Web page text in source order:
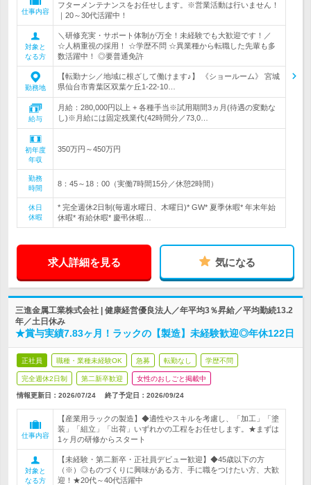
仕事内容
フターメンテナンスをお任せします。※営業活動は行いません！
｜20～30代活躍中！
対象と
なる方
＼研修充実・サポート体制が万全！未経験でも大歓迎です！／
☆人柄重視の採用！ ☆学歴不問 ☆異業種から転職した先輩も多
数活躍中！ ◎要普通免許
勤務地
【転勤ナシ／地域に根ざして働けます♪】 《ショールーム》 宮城
県仙台市青葉区双葉ケ丘1-22-10…
給与
月給：280,000円以上 + 各種手当※試用期間3ヵ月(待遇の変動な
し)※月給には固定残業代(42時間分／73,0…
初年度
年収
350万円～450万円
勤務
時間
8：45～18：00（実働7時間15分／休憩2時間）
休日
休暇
* 完全週休2日制(毎週水曜日、木曜日)* GW* 夏季休暇* 年末年始
休暇* 有給休暇* 慶弔休暇…
求人詳細を見る 気になる
三進金属工業株式会社 | 健康経営優良法人／年平均3％昇給／平均勤続13.2
年／土日休み
★賞与実績7.83ヶ月！ラックの【製造】未経験歓迎◎年休122日
正社員 職種・業種未経験OK 急募 転勤なし 学歴不問
完全週休2日制 第二新卒歓迎 女性のおしごと掲載中
情報更新日：2026/07/24 終了予定日： 2026/09/24
仕事内容
【産業用ラックの製造】◆適性やスキルを考慮し、「加工」「塗
装」「組立」「出荷」いずれかの工程をお任せします。★まずは
1ヶ月の研修からスタート
対象と
なる方
【未経験・第二新卒・正社員デビュー歓迎】◆45歳以下の方
（※）◎ものづくりに興味がある方、手に職をつけたい方、大歓
迎！★20代～40代活躍中